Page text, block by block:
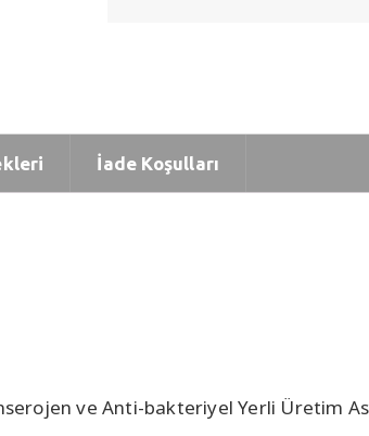
İade Koşulları
ve Anti-bakteriyel Yerli Üretim